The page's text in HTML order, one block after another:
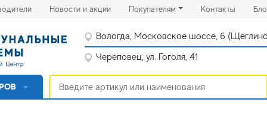
(current)Новости и акции(current)Покупателям Контакты(current)
Вологда, Московское шоссе, 6
Череповец, ул. Гоголя, 41